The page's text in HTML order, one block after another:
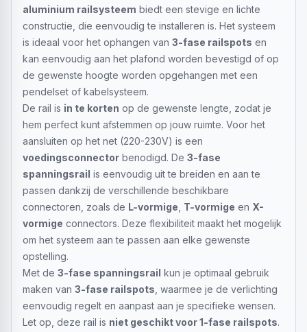
aluminium railsysteem biedt een stevige en lichte
constructie, die eenvoudig te installeren is. Het systeem
is ideaal voor het ophangen van 3-fase railspots en
kan eenvoudig aan het plafond worden bevestigd of op
de gewenste hoogte worden opgehangen met een
pendelset of kabelsysteem.
De rail is in te korten op de gewenste lengte, zodat je
hem perfect kunt afstemmen op jouw ruimte. Voor het
aansluiten op het net (220-230V) is een
voedingsconnector benodigd. De 3-fase
spanningsrail is eenvoudig uit te breiden en aan te
passen dankzij de verschillende beschikbare
connectoren, zoals de L-vormige T-vormige en X-
vormige connectors. Deze flexibiliteit maakt het mogelijk
om het systeem aan te passen aan elke gewenste
opstelling.
Met de 3-fase spanningsrail kun je optimaal gebruik
maken van 3-fase railspots , waarmee je de verlichting
eenvoudig regelt en aanpast aan je specifieke wensen.
Let op, deze rail is niet geschikt voor 1-fase railspots.